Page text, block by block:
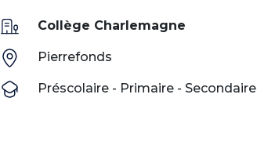
Collège Charlemagne
Pierrefonds
Préscolaire - Primaire - Secondaire